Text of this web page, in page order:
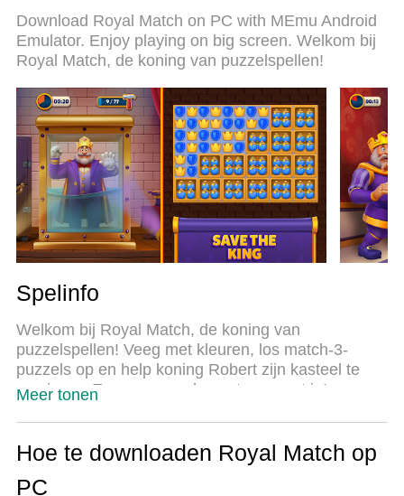
keuze om Royal Match op PC te spelen.
Voorbereid met onze expertise, maakt het
uitmuntende vooraf ingestelde keymapping
multi-instance manager maakt het spelen van 2 of
meer accounts op hetzelfde apparaat mogelijk. En
het belangrijkste, onze exclusieve emulatie-engine
kan het volledige potentieel van je PC benutten,
waardoor alles soepel verloopt.
Download Royal Match on PC with MEmu Android
Emulator. Enjoy playing on big screen. Welkom bij
Royal Match, de koning van puzzelspellen!
Spelinfo
Welkom bij Royal Match, de koning van
puzzelspellen! Veeg met kleuren, los match-3-
puzzels op en help koning Robert zijn kasteel te
versieren. Een spannend avontuur roept je!
die je kunt spelen in de Royal Arena! Op deze
leuke reis los je spannende puzzels op, ontvang je
munten om nieuwe gebieden te ontgrendelen,
Meer tonen
Hoe te downloaden Royal Match op
PC